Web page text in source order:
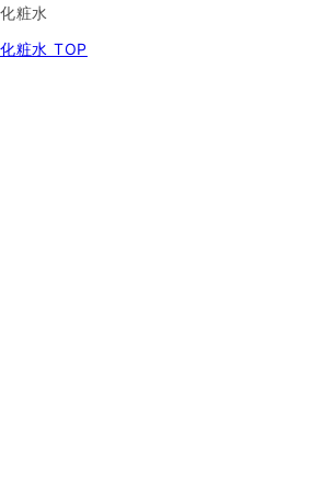
化粧水
化粧水 TOP